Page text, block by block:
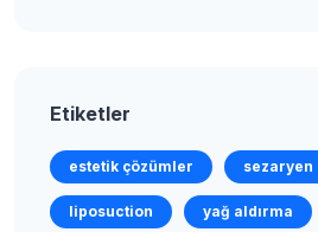
Etiketler
estetik çözümler sezaryen
liposuction yağ aldırma